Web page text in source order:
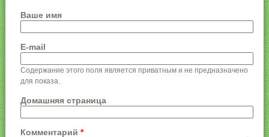
Ваше имя
E-mail
Содержание этого поля является приватным и не предназначено
для показа.
Домашняя страница
Комментарий *